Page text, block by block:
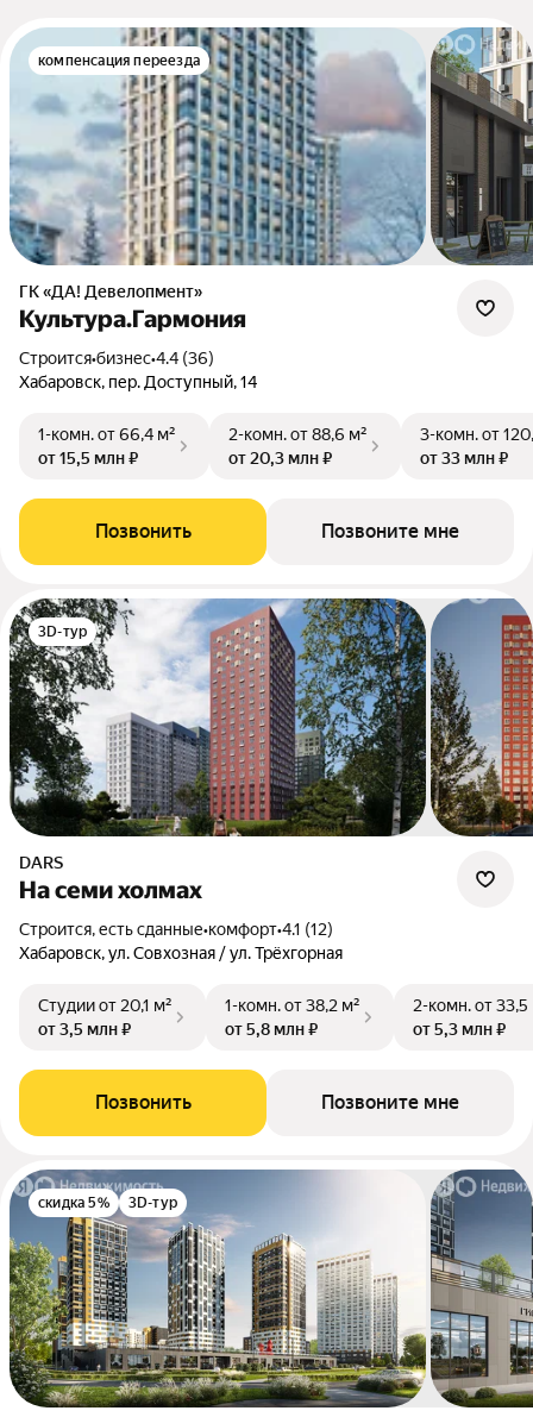
компенсация переезда
ГК «ДА! Девелопмент»
Культура.Гармония
Строится•бизнес•4.4 (36)
Хабаровск, пер. Доступный, 14
1-комн.от 66,4 м²
от 15,5 млн ₽
2-комн.от 88,6 м²
от 20,3 млн ₽
3-комн.от
от 33 млн ₽
Позвонить Позвоните мне
3D-тур
DARS
На семи холмах
Строится, есть сданные•комфорт•4.1 (12)
Хабаровск, ул. Совхозная / ул. Трёхгорная
Студииот 20,1 м²
от 3,5 млн ₽
1-комн.от 38,2 м²
от 5,8 млн ₽
2-комн.от 33,5
от 5,3 млн ₽
Позвонить Позвоните мне
скидка 5% 3D-тур